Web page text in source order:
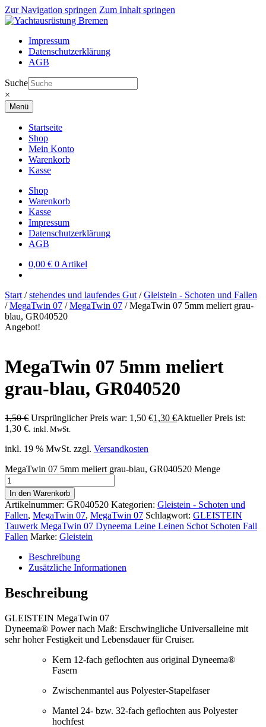
Zur Navigation springen Zum Inhalt springen
Impressum
Datenschutzerklärung
AGB
Suche
×
Menü
Startseite
Shop
Mein Konto
Warenkorb
Kasse
Shop
Warenkorb
Kasse
Impressum
Datenschutzerklärung
AGB
0,00 € 0 Artikel
Start /stehendes und laufendes Gut /Gleistein - Schoten und Fallen
/MegaTwin 07 /MegaTwin 07 /MegaTwin 07 5mm meliert grau-
blau, GR040520
Angebot!
MegaTwin 07 5mm meliert
grau-blau, GR040520
1,50€ Ursprünglicher Preis war: 1,50 €1,30 €Aktueller Preis ist:
1,30 €. inkl. MwSt.
inkl. 19 % MwSt. zzgl. Versandkosten
MegaTwin 07 5mm meliert grau-blau, GR040520 Menge
In den Warenkorb
Artikelnummer: GR040520 Kategorien: Gleistein - Schoten und
Fallen, MegaTwin 07, MegaTwin 07 Schlagwort: GLEISTEIN
Tauwerk MegaTwin 07 Dyneema Leine Leinen Schot Schoten Fall
Fallen Marke: Gleistein
Beschreibung
Zusätzliche Informationen
Beschreibung
GLEISTEIN MegaTwin 07
Dyneema® Power nach Maß: Erschwingliche Universalleine mit
sehr hoher Festigkeit und Lebensdauer für Cruiser.
Kern 12-fach geflochten aus original Dyneema®
Fasern
Zwischenmantel aus Polyester-Stapelfaser
Mantel 24- bzw. 32-fach geflochten aus Polyester
hochfest